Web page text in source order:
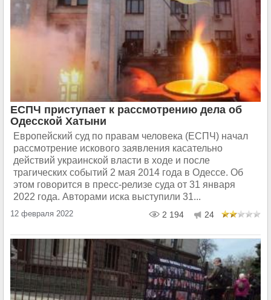
ЕСПЧ приступает к рассмотрению дела об
Одесской Хатыни
Европейский суд по правам человека (ЕСПЧ) начал
рассмотрение искового заявления касательно
действий украинской власти в ходе и после
трагических событий 2 мая 2014 года в Одессе. Об
этом говорится в пресс-релизе суда от 31 января
2022 года. Авторами иска выступили 31...
12 февраля 2022 2 194 24